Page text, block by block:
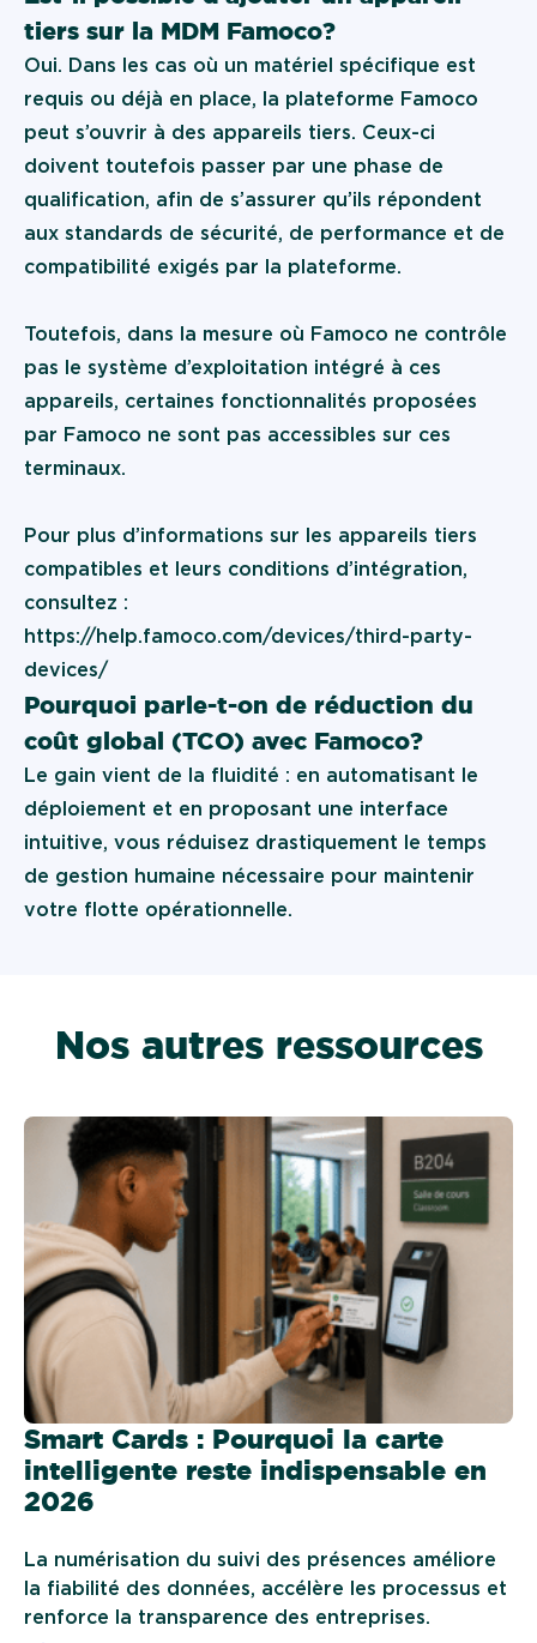
tiers sur la MDM Famoco ?
Oui. Dans les cas où un matériel spécifique est
requis ou déjà en place, la plateforme Famoco
peut s’ouvrir à des appareils tiers. Ceux-ci
doivent toutefois passer par une phase de
qualification, afin de s’assurer qu’ils répondent
aux standards de sécurité, de performance et de
compatibilité exigés par la plateforme.
Toutefois, dans la mesure où Famoco ne contrôle
pas le système d’exploitation intégré à ces
appareils, certaines fonctionnalités proposées
par Famoco ne sont pas accessibles sur ces
terminaux.
Pour plus d’informations sur les appareils tiers
compatibles et leurs conditions d’intégration,
consultez :
https://help.famoco.com/devices/third-party-
devices/
Pourquoi parle-t-on de réduction du
coût global (TCO) avec Famoco ?
Le gain vient de la fluidité : en automatisant le
déploiement et en proposant une interface
intuitive, vous réduisez drastiquement le temps
de gestion humaine nécessaire pour maintenir
votre flotte opérationnelle.
Nos autres ressources
Smart Cards : Pourquoi la carte
intelligente reste indispensable en
2026
La numérisation du suivi des présences améliore
la fiabilité des données, accélère les processus et
renforce la transparence des entreprises.